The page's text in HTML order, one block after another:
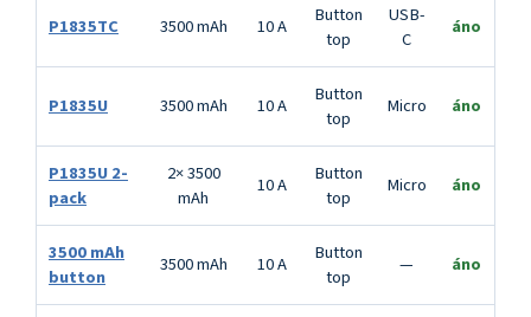
P1835TC 3500 mAh 10 A
Button
top
USB-
C
áno
P1835U 3500 mAh 10 A
Button
top
Micro áno
P1835U 2-
pack
2× 3500
mAh
10 A
Button
top
Micro áno
3500 mAh
button
3500 mAh 10 A
Button
top
— áno